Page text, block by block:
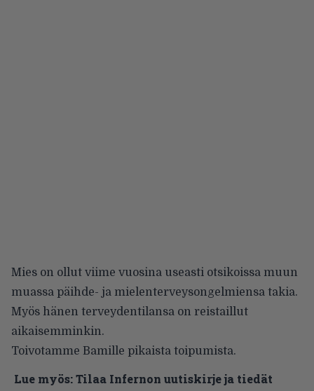
Mies on ollut viime vuosina useasti otsikoissa muun
muassa päihde- ja mielenterveysongelmiensa takia.
Myös hänen terveydentilansa on reistaillut
aikaisemminkin.
Toivotamme Bamille pikaista toipumista.
Lue myös:Tilaa Infernon uutiskirje ja tiedät